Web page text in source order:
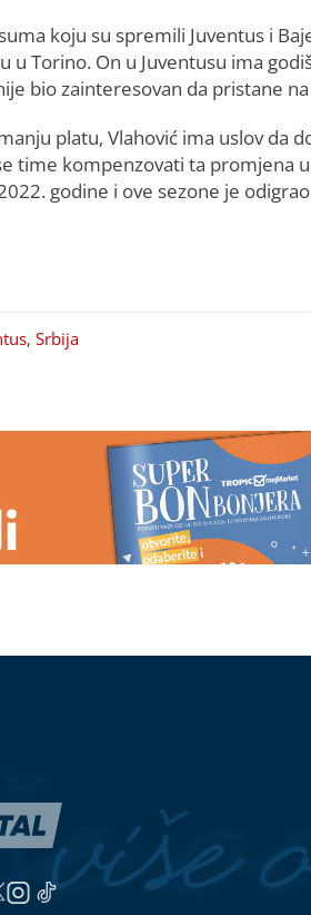
koju su spremili Juventus i
u Torino. On u Juventusu ima
bio zainteresovan da pristane
platu, Vlahović ima uslov da
time kompenzovati ta promjena
godine i ove sezone je
, Srbija
licima dostupne do kraja
UČESTVOVALO VIŠE OSOBA
tvrdi da nije kriv za smrt